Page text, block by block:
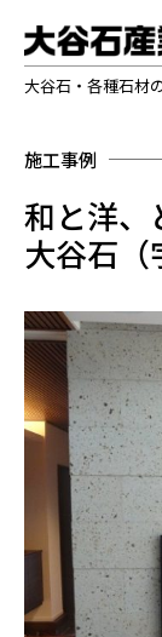
大谷石・各種石材
施工事例
和と洋、
大谷石（